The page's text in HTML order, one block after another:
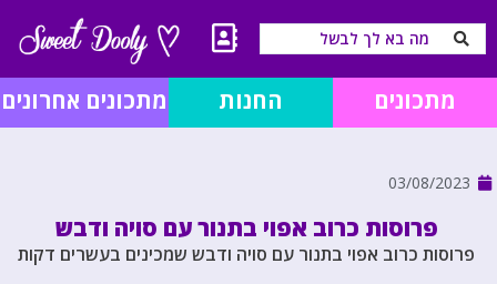
מתכונים החנות מתכונים אחרונים
03/08/2023
פרוסות כרוב אפוי בתנור עם סויה ודבש
פרוסות כרוב אפוי בתנור עם סויה ודבש שמכינים בעשרים דקות